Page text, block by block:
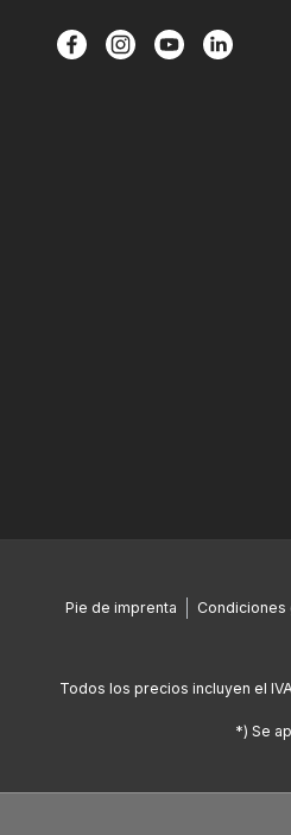
Pie de imprenta Condiciones
Todos los precios incluyen el
*) Se